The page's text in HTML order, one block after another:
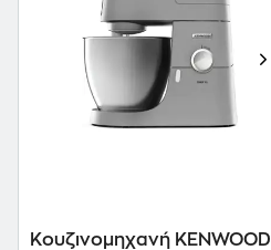
Κουζινομηχανή KENWOOD